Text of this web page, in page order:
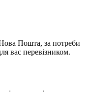
Пошта, за потреби
вас перевізником.